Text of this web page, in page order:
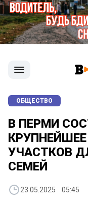
ОБЩЕСТВО
В ПЕРМИ
УЧАСТКОВ
СЕМЕЙ
23.05.2025 05:45